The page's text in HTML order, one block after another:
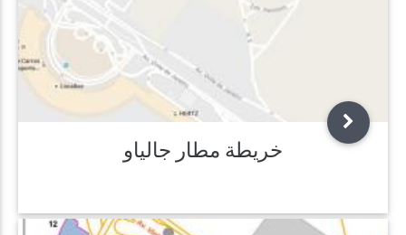
خريطة مطار جالياو